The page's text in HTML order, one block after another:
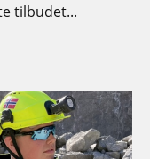
tilbudet...